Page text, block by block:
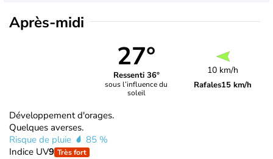
Après-midi
27°
Ressenti 36°
sous l’influence du
soleil
10 km/h
Rafales15 km/h
Développement d'orages.
Quelques averses.
Risque de pluie
85 %
Indice UV9 Très fort